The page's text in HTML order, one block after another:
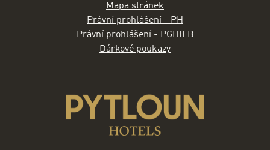
Mapa stránek
Právní prohlášení - PH
Právní prohlášení - PGHILB
Dárkové poukazy